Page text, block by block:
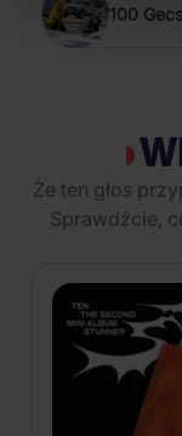
100 Gecs
Że ten głos
Sprawdźcie,